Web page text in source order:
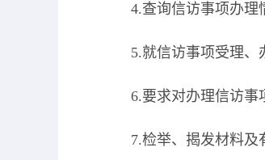
4.查询信访事项办理
5.就信访事项受理、
6.要求对办理信访事
7.检举、揭发材料及